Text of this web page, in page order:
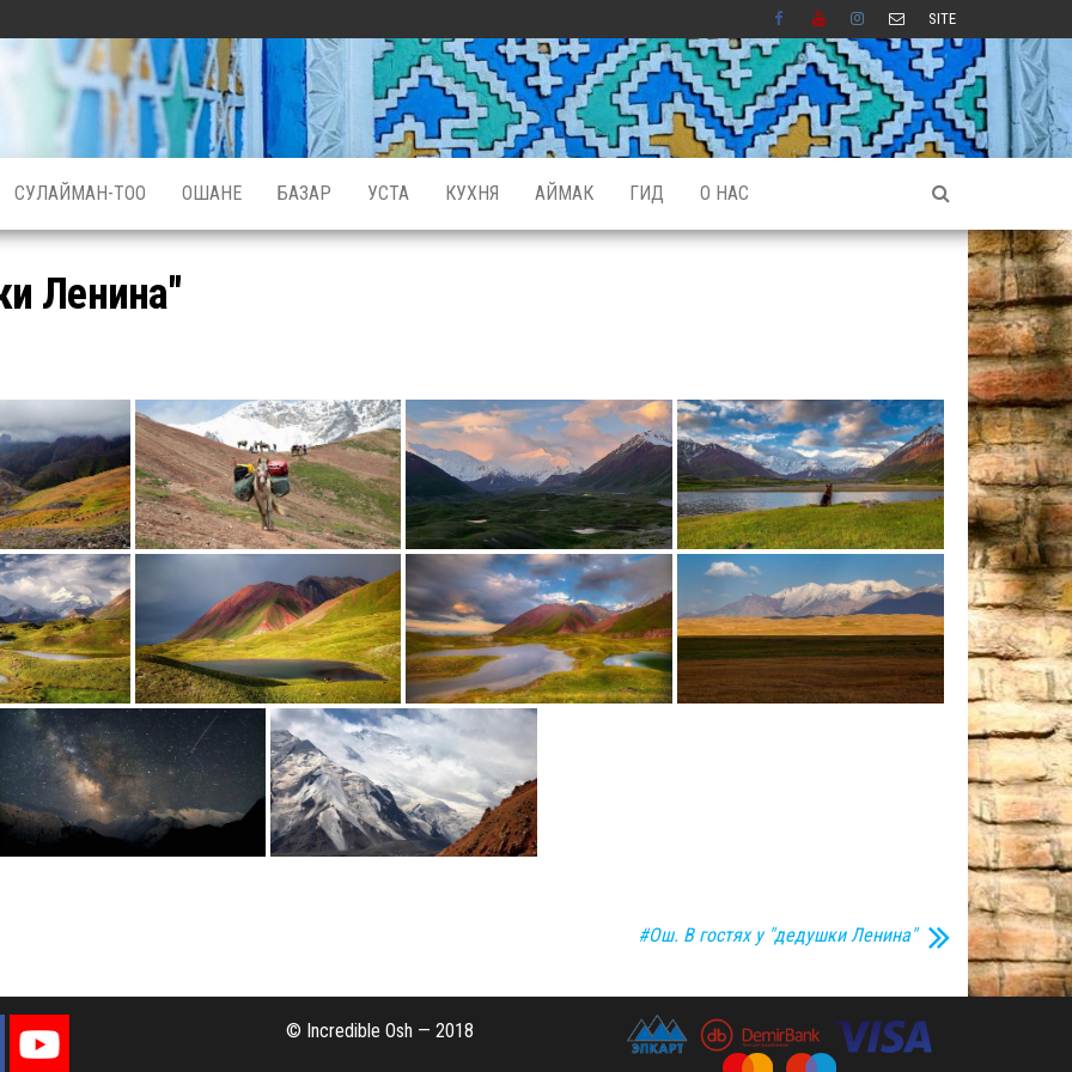
SITE
СУЛАЙМАН-ТОО ОШАНЕ БАЗАР УСТА КУХНЯ АЙМАК ГИД О НАС
Ленина"
#Ош. В гостях у "дедушки Ленина"
© Incredible Osh — 2018